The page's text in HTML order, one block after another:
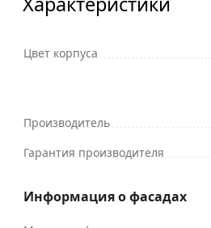
Цвет корпуса
Производитель
Гарантия производителя
Информация о фасадах